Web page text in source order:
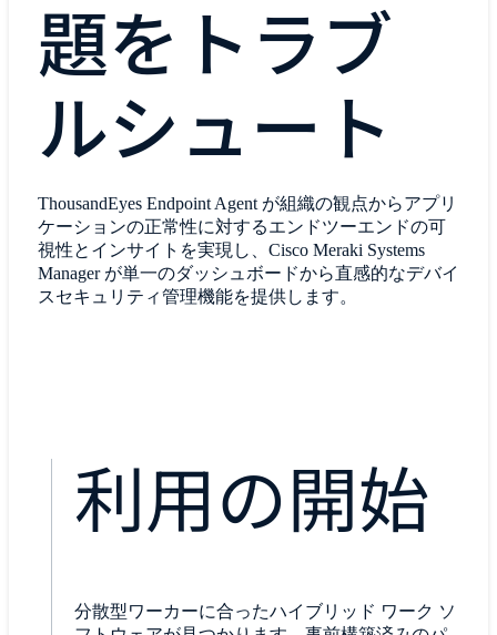
題をトラブ
ルシュート
ThousandEyes Endpoint Agent が組織の観点からアプリ
ケーションの正常性に対するエンドツーエンドの可
視性とインサイトを実現し、Cisco Meraki Systems
Manager が単一のダッシュボードから直感的なデバイ
スセキュリティ管理機能を提供します。
利用の開始
分散型ワーカーに合ったハイブリッド ワーク ソ